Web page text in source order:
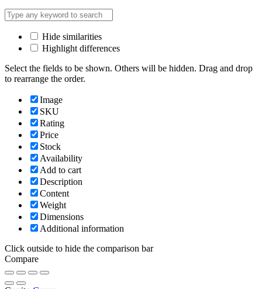
Hide similarities
Highlight differences
Select the fields to be shown. Others will be hidden. Drag and drop
to rearrange the order.
Image
SKU
Rating
Price
Stock
Availability
Add to cart
Description
Content
Weight
Dimensions
Additional information
Click outside to hide the comparison bar
Compare